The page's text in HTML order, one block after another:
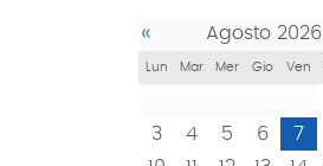
« Agosto 2026
Lun Mar Mer Gio Ven
3
4 5 6 7